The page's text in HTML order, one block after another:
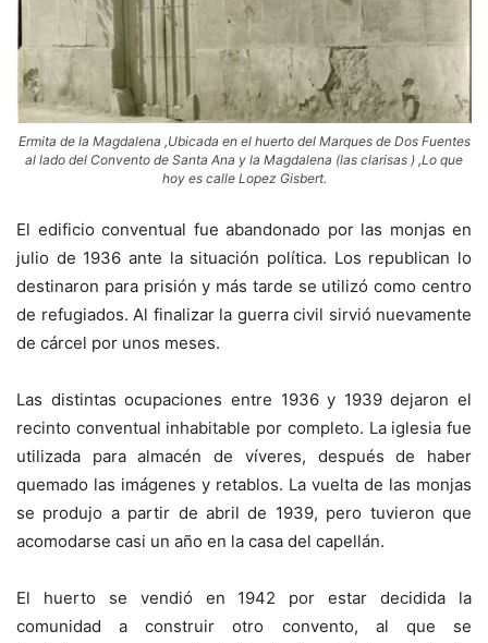
Ermita de la Magdalena ,Ubicada en el huerto del Marques de Dos Fuentes
al lado del Convento de Santa Ana y la Magdalena (las clarisas ) ,Lo que
hoy es calle Lopez Gisbert.
El edificio conventual fue abandonado por las monjas en
julio de 1936 ante la situación política. Los republican lo
destinaron para prisión y más tarde se utilizó como centro
de refugiados. Al finalizar la guerra civil sirvió nuevamente
de cárcel por unos meses.
Las distintas ocupaciones entre 1936 y 1939 dejaron el
recinto conventual inhabitable por completo. La iglesia fue
utilizada para almacén de víveres, después de haber
quemado las imágenes y retablos. La vuelta de las monjas
se produjo a partir de abril de 1939, pero tuvieron que
acomodarse casi un año en la casa del capellán.
El huerto se vendió en 1942 por estar decidida la
comunidad a construir otro convento, al que se